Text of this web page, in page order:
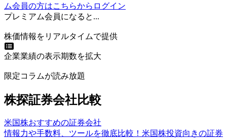
ム会員の方はこちらからログイン
プレミアム会員になると...
株価情報をリアルタイムで提供
企業業績の表示期数を拡大
限定コラムが読み放題
株探証券会社比較
米国株おすすめの証券会社
情報力や手数料、ツールを徹底比較！米国株投資向きの証券